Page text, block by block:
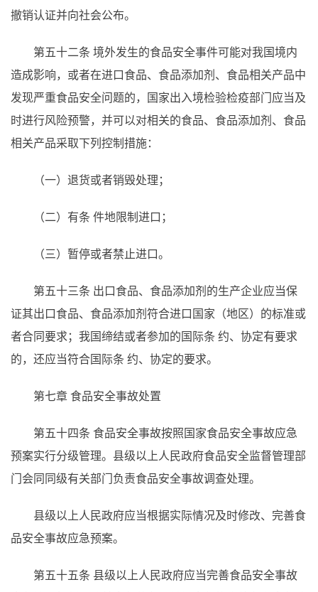
撤销认证并向社会公布。
第五十二条 境外发生的食品安全事件可能对我国境内
造成影响，或者在进口食品、食品添加剂、食品相关产品中
发现严重食品安全问题的，国家出入境检验检疫部门应当及
时进行风险预警，并可以对相关的食品、食品添加剂、食品
相关产品采取下列控制措施：
（一）退货或者销毁处理；
（二）有条 件地限制进口；
（三）暂停或者禁止进口。
第五十三条 出口食品、食品添加剂的生产企业应当保
证其出口食品、食品添加剂符合进口国家（地区）的标准或
者合同要求；我国缔结或者参加的国际条 约、协定有要求
的，还应当符合国际条 约、协定的要求。
第七章 食品安全事故处置
第五十四条 食品安全事故按照国家食品安全事故应急
预案实行分级管理。县级以上人民政府食品安全监督管理部
门会同同级有关部门负责食品安全事故调查处理。
县级以上人民政府应当根据实际情况及时修改、完善食
品安全事故应急预案。
第五十五条 县级以上人民政府应当完善食品安全事故